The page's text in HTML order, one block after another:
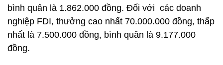
bình quân là 1.862.000 đồng. Đối với các doanh
nghiệp FDI, thưởng cao nhất 70.000.000 đồng, thấp
nhất là 7.500.000 đồng, bình quân là 9.177.000
đồng.